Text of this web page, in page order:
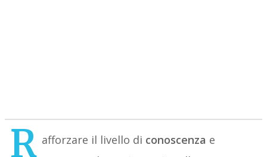
R afforzare il livello di conoscenza e